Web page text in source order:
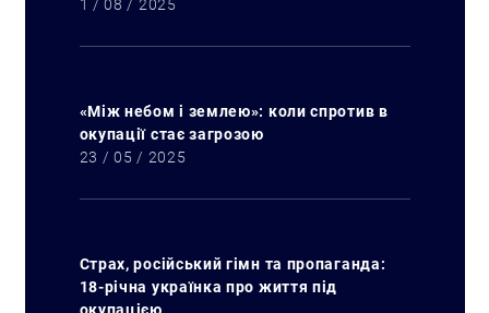
1 / 08 / 2025
«Між небом і землею»: коли спротив в
окупації стає загрозою
23 / 05 / 2025
Страх, російський гімн та пропаганда:
18-річна українка про життя під